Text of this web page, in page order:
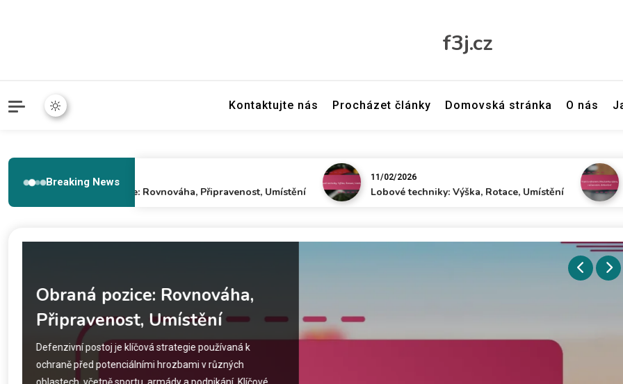
f3j.cz
Kontaktujte nás Procházet články Domovská stránka O nás
Breaking News
11/02/2026
Obraná pozice: Rovnováha, Připravenost, Umístění
11/02/2026
Lobové techniky: Výška, Rotace, Umístění
11/02/
Hraní s
Lobové techniky: Výška,
Rotace, Umístění
Techniky lobu jsou nezbytné ve raketových sportech,
jako je tenis a badminton, a umožňují hráčům zvednout